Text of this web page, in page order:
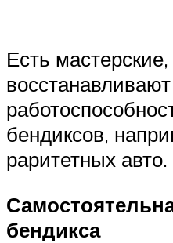
Есть
восстанавливают
бендиксов,
раритетных авто.
бендикса